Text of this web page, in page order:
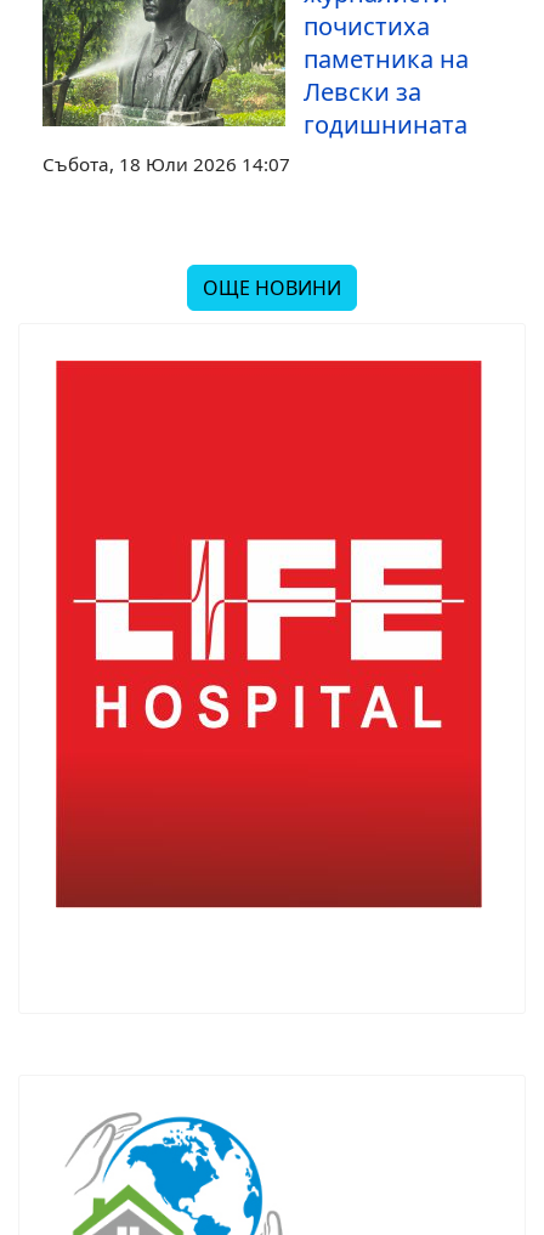
почистиха
паметника на
Левски за
годишнината
Събота, 18 Юли 2026 14:07
ОЩЕ НОВИНИ